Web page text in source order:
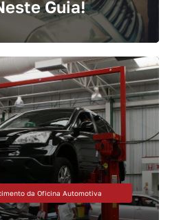
Guia!
da Oficina Automotiva